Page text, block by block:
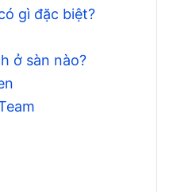
gì đặc biệt?
ở sàn nào?